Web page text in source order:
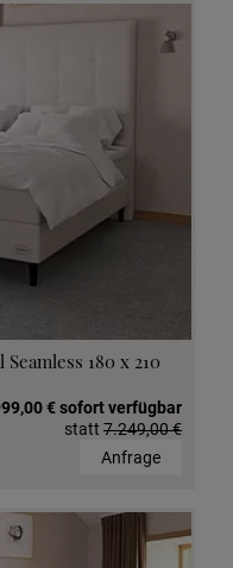
180 x 210
€ sofort verfügbar
statt 7.249,00 €
Anfrage